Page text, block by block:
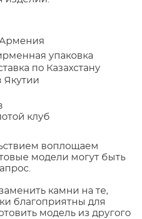
упаковка
по Казахстану
Якутии
клуб
воплощаем
модели могут быть
камни на те,
благоприятны для
модель из другого